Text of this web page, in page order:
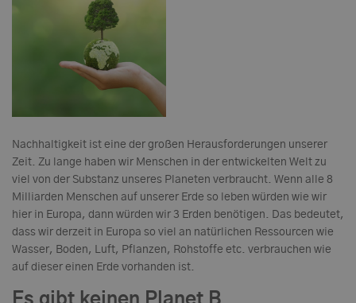
Nachhaltigkeit ist eine der großen Herausforderungen unserer
Zeit. Zu lange haben wir Menschen in der entwickelten Welt zu
viel von der Substanz unseres Planeten verbraucht. Wenn alle 8
Milliarden Menschen auf unserer Erde so leben würden wie wir
hier in Europa, dann würden wir 3 Erden benötigen. Das bedeutet,
dass wir derzeit in Europa so viel an natürlichen Ressourcen wie
Wasser, Boden, Luft, Pflanzen, Rohstoffe etc. verbrauchen wie
auf dieser einen Erde vorhanden ist.